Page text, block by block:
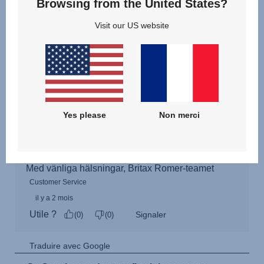
Browsing from the United States?
Visit our US website
Yes please Non merci